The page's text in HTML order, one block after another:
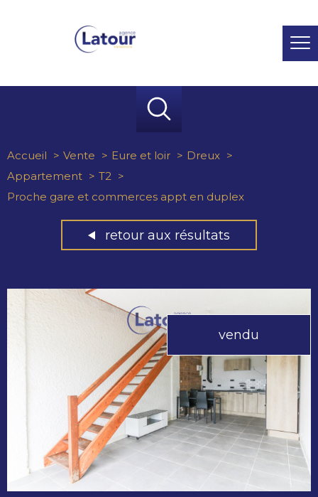
Accueil Vente Eure et loir
Dreux
Appartement
T2
Proche gare et commerces appt en duplex
retour aux résultats
vendu